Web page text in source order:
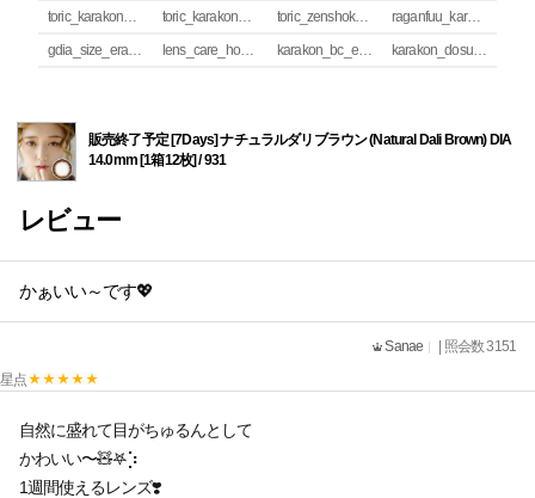
toric_karakon_takai_riyuu toric_karakon_real_review toric_zenshoku_review
raganfuu_karakon_erabikata
gdia_size_erabikata
lens_care_houhou karakon_bc_erabikata karakon_dosuu_erabikata
販売終了予定 [7Days] ナチュラルダリブラウン (Natural Dali Brown) DIA
14.0mm [1箱12枚] / 931
レビュー
かぁいい～です💖
Sanae
| 照会数 3151
星点
自然に盛れて目がちゅるんとして
かわいい〜🧸𖤐⡱
1週間使えるレンズ❣️